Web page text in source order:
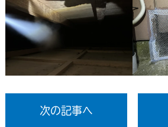
次の記事へ